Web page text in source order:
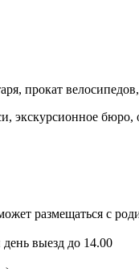
прокат
экскурсионное
размещаться с
выезд до 14.00